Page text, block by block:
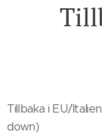
Tillbaka i EU/
down)